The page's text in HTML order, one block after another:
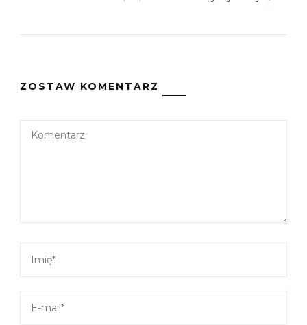
ZOSTAW KOMENTARZ